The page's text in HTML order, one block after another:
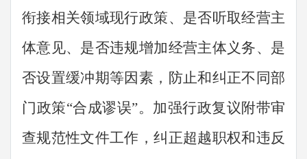
衔接相关领域现行政策、是否听取经营主
体意见、是否违规增加经营主体义务、是
否设置缓冲期等因素，防止和纠正不同部
门政策“合成谬误”。加强行政复议附带审
查规范性文件工作，纠正超越职权和违反